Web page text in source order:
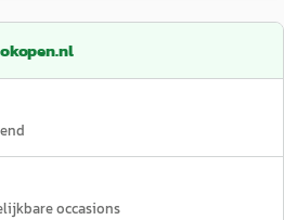
occasions